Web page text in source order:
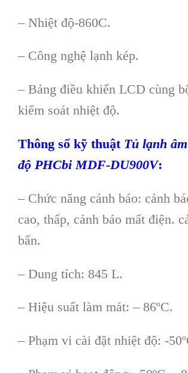
– Nhiệt độ-860C.
– Công nghệ lạnh kép.
– Bảng điều khiển LCD cùng
kiểm soát nhiệt độ.
Thông số kỹ thuật Tủ lạnh
độ PHCbi MDF-DU900V:
– Chức năng cảnh báo: cảnh
cao, thấp, cảnh báo mất điện.
bẩn.
– Dung tích: 845 L.
– Hiệu suất làm mát: – 86ºC.
– Phạm vi cài đặt nhiệt độ: -